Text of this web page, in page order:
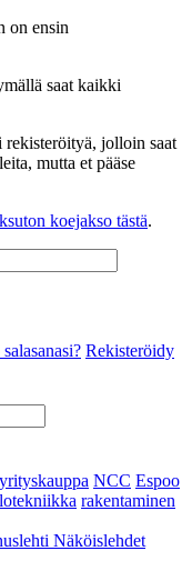
on ensin
saat kaikki
rekisteröityä, jolloin saat
mutta et pääse
koejakso tästä.
Rekisteröidy
yrityskauppa NCC Espoo
rakentaminen
Näköislehdet